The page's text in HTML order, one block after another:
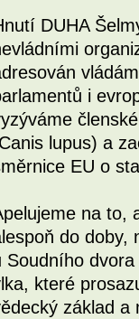
DUHA
i
lupus) a
EU o
na to,
do doby,
Soudního
které
základ a